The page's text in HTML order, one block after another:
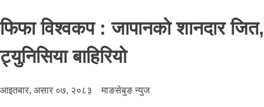
फिफा विश्वकप : जापानको शानदार जित,
ट्युनिसिया बाहिरियो
आइतबार, असार ०७, २०८३ माङसेबुङ न्युज